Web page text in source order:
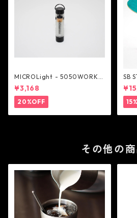
MICROLight - 5050WORKS
HOP
¥3,168
20%OFF
SB
その他の